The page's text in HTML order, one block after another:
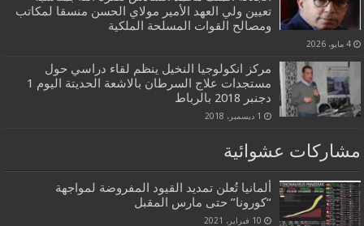
تعيين ولي العهد الأمير مولاي الحسن منسقا لمكاتب
ومصالح القوات المسلحة الملكية
4 مايو، 2026
مركز انكولوجيا النخيل ينظم لقاء دراسي حول
مستجدات علاج السرطان بالاشعة الحديتة اليوم 1
دجنبر 2018 بالرباط
1 ديسمبر، 2018
مشاركات عشوائية
ألمانيا تُعلن تمديد القيود المفروضة لمواجهة
“كورونا” حتى مارس المقبل
10 فبراير، 2021